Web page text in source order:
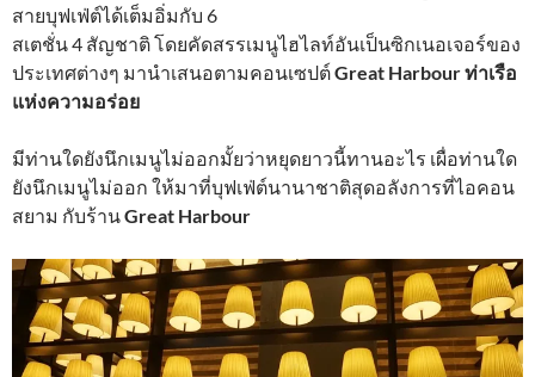
สายบุฟเฟ่ต์ได้เต็มอิ่มกับ 6
สเตชั่น 4 สัญชาติ โดยคัดสรรเมนูไฮไลท์อันเป็นซิกเนอเจอร์ของ
ประเทศต่างๆ มานำเสนอตามคอนเซปต์Great Harbour ท่าเรือ
แห่งความอร่อย
มีท่านใดยังนึกเมนูไม่ออกมั้ยว่าหยุดยาวนี้ทานอะไร เผื่อท่านใด
ยังนึกเมนูไม่ออก ให้มาที่บุฟเฟ่ต์นานาชาติสุดอลังการที่ไอคอน
สยาม กับร้านGreat Harbour